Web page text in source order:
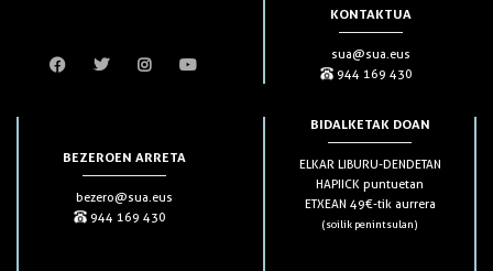
KONTAKTUA
sua@sua.eus
944 169 430
BEZEROEN ARRETA
bezero@sua.eus
944 169 430
BIDALKETAK DOAN
ELKAR LIBURU-DENDETAN
HAPIICK puntuetan
ETXEAN 49€-tik aurrera
(soilik penintsulan)